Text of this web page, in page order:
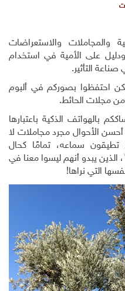
والمجاملات والاستعراضات
على الأمية في استخدام
التأثير.
احتفظوا بصوركم في ألبوم
زمن مجلات الحائط.
بالهواتف الذكية باعتبارها
الأحوال مجرد مجاملات لا
سماعه، تمامًا كحال
الذين يبدو أنهم ليسوا معنا في
التي نراها!